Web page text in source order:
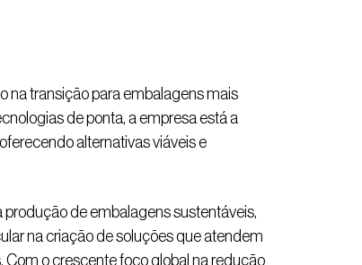
na transição para embalagens mais
de ponta, a empresa está a
alternativas viáveis e
produção de embalagens sustentáveis,
na criação de soluções que atendem
o crescente foco global na redução